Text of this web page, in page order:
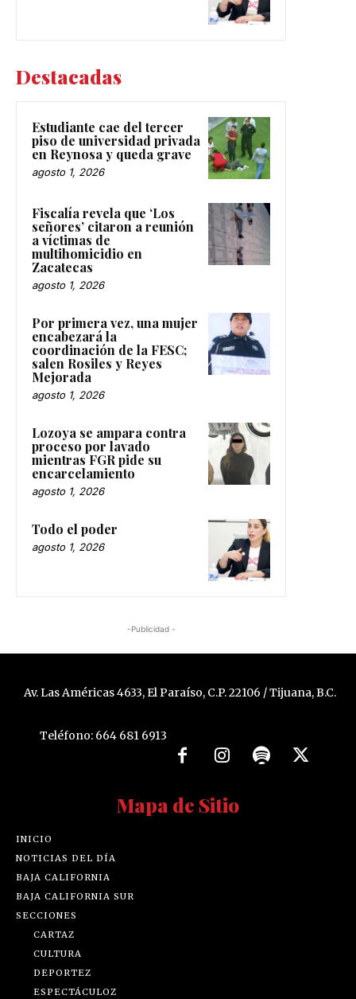
Destacadas
Estudiante cae del tercer
piso de universidad privada
en Reynosa y queda grave
agosto 1, 2026
Fiscalía revela que ‘Los
señores’ citaron a reunión
a víctimas de
multihomicidio en
Zacatecas
agosto 1, 2026
Por primera vez, una mujer
encabezará la
coordinación de la FESC;
salen Rosiles y Reyes
Mejorada
agosto 1, 2026
Lozoya se ampara contra
proceso por lavado
mientras FGR pide su
encarcelamiento
agosto 1, 2026
Todo el poder
agosto 1, 2026
-Publicidad -
Av. Las Américas 4633, El Paraíso, C.P. 22106 / Tijuana, B.C.
Teléfono: 664 681 6913
Mapa de Sitio
INICIO
NOTICIAS DEL DÍA
BAJA CALIFORNIA
BAJA CALIFORNIA SUR
SECCIONES
CARTAZ
CULTURA
DEPORTEZ
ESPECTÁCULOZ